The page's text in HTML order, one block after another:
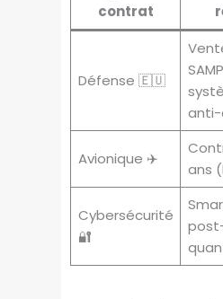
contrat
Défense 🇪🇺
anti-
Avionique ✈️
ans
Cybersécurité
🔐